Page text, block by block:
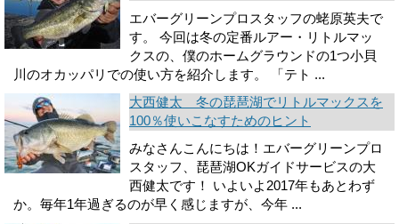
エバーグリーンプロスタッフの蛯原英夫で
す。 今回は冬の定番ルアー・リトルマッ
クスの、僕のホームグラウンドの1つ小貝
川のオカッパリでの使い方を紹介します。 「テト ...
大西健太 冬の琵琶湖でリトルマックスを
100％使いこなすためのヒント
みなさんこんにちは！エバーグリーンプロ
スタッフ、琵琶湖OKガイドサービスの大
西健太です！ いよいよ2017年もあとわず
か。毎年1年過ぎるのが早く感じますが、今年 ...